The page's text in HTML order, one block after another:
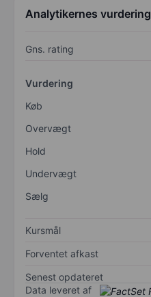
Analytikernes vurdering
Gns. rating
Vurdering
Køb
Overvægt
Hold
Undervægt
Sælg
Kursmål
Forventet afkast
Senest opdateret
Data leveret af